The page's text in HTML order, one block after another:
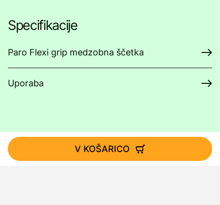
Specifikacije
Paro Flexi grip medzobna ščetka
Uporaba
V KOŠARICO